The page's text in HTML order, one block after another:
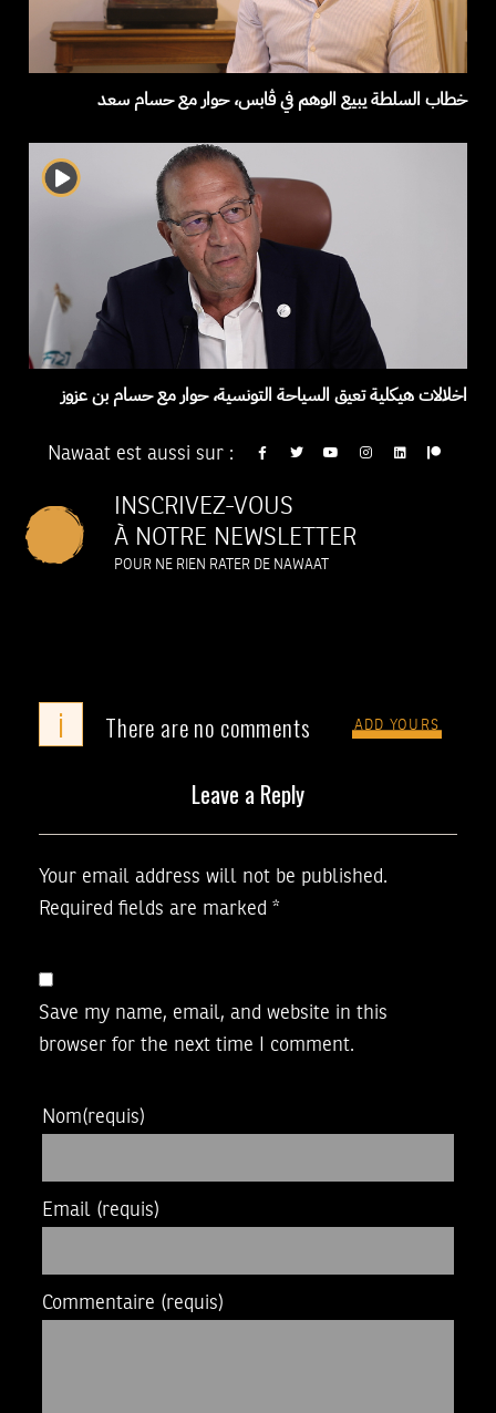
خطاب السلطة يبيع الوهم في ڨابس، حوار مع حسام سعد
اخلالات هيكلية تعيق السياحة التونسية، حوار مع حسام بن عزوز
Nawaat est aussi sur :
INSCRIVEZ-VOUS
À NOTRE NEWSLETTER
POUR NE RIEN RATER DE NAWAAT
i There are no comments ADD YOURS
Leave a Reply
Your email address will not be published.
Required fields are marked *
Save my name, email, and website in this
browser for the next time I comment.
Nom(requis)
Email (requis)
Commentaire (requis)